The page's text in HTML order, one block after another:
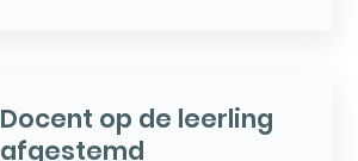
Docent op de leerling
afgestemd